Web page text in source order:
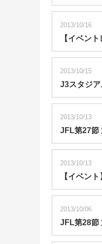
2013/10/16
【イベン
2013/10/15
J3スタジ
2013/10/13
JFL第27節
2013/10/13
【イベン
2013/10/06
JFL第28節